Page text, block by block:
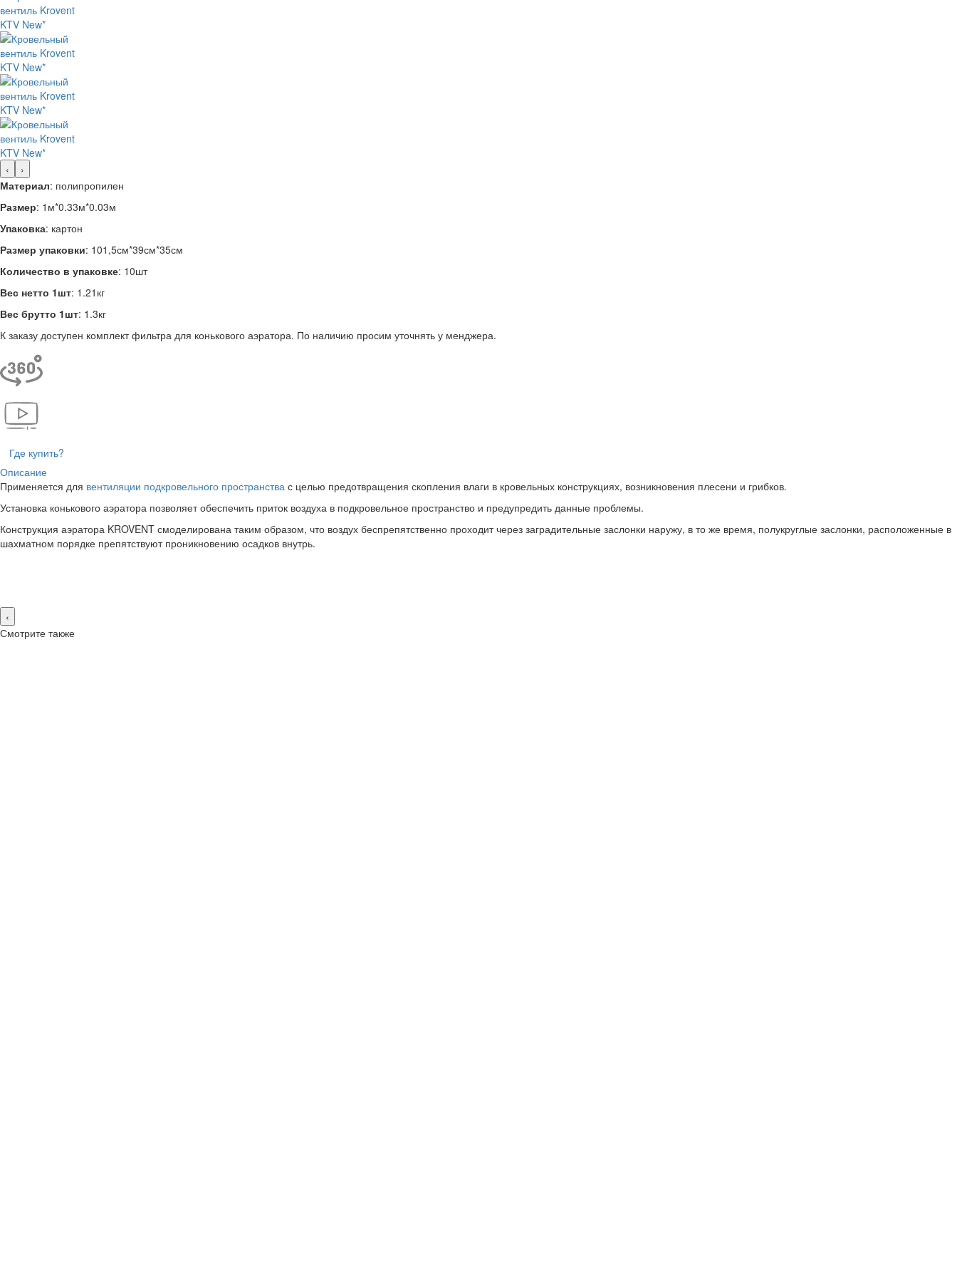
‹
›
Материал: полипропилен
Размер: 1м*0.33м*0.03м
Упаковка: картон
Размер упаковки: 101,5см*39см*35см
Количество в упаковке: 10шт
Вес нетто 1шт: 1.21кг
Вес брутто 1шт: 1.3кг
К заказу доступен комплект фильтра для конькового аэратора. По наличию просим уточнять у менджера.
Где купить?
Описание
Применяется для вентиляции подкровельного пространства с целью предотвращения скопления влаги в кровельных конструкциях, возникновения плесени и грибков.
Установка конькового аэратора позволяет обеспечить приток воздуха в подкровельное пространство и предупредить данные проблемы.
Конструкция аэратора KROVENT смоделирована таким образом, что воздух беспрепятственно проходит через заградительные заслонки наружу, в то же время, полукруглые заслонки, расположенные в
шахматном порядке препятствуют проникновению осадков внутрь.
‹
Смотрите также